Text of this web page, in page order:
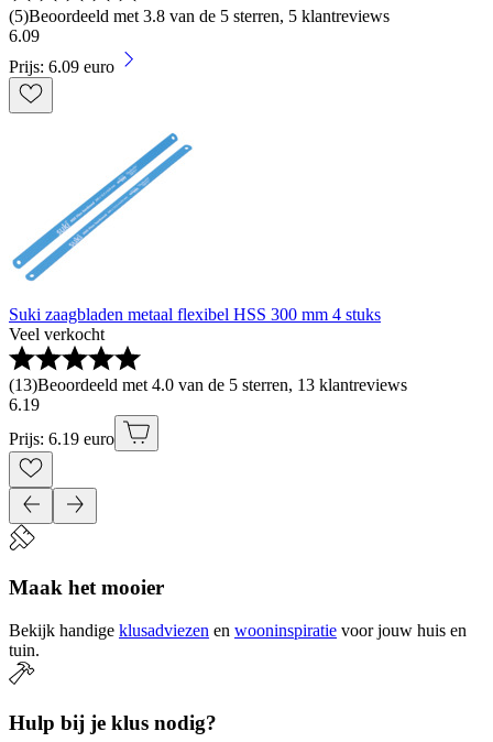
(5)Beoordeeld met 3.8 van de 5 sterren, 5 klantreviews
6.09
Prijs: 6.09 euro
Suki zaagbladen metaal flexibel HSS 300 mm 4 stuks
Veel verkocht
(13)Beoordeeld met 4.0 van de 5 sterren, 13 klantreviews
6.19
Prijs: 6.19 euro
Maak het mooier
Bekijk handige klusadviezen en wooninspiratie voor jouw huis en
tuin.
Hulp bij je klus nodig?